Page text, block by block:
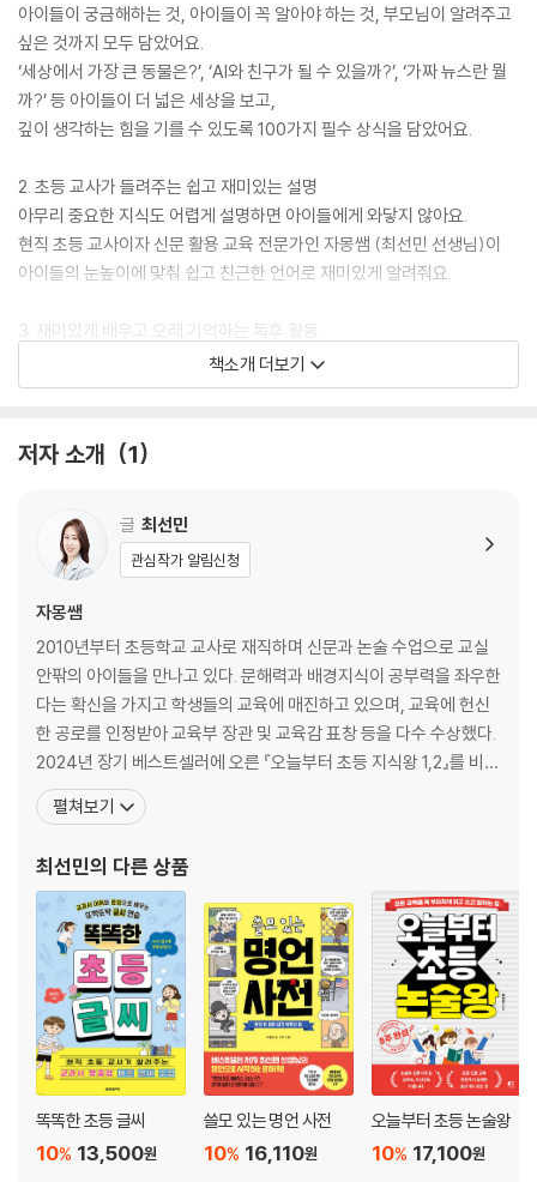
아이들이 궁금해하는 것, 아이들이 꼭 알아야 하는 것, 부모님이 알려주고
싶은 것까지 모두 담았어요.
‘세상에서 가장 큰 동물은?’, ‘AI와 친구가 될 수 있을까?’, ‘가짜 뉴스란 뭘
까?’ 등 아이들이 더 넓은 세상을 보고,
깊이 생각하는 힘을 기를 수 있도록 100가지 필수 상식을 담았어요.
2. 초등 교사가 들려주는 쉽고 재미있는 설명
아무리 중요한 지식도 어렵게 설명하면 아이들에게 와닿지 않아요.
현직 초등 교사이자 신문 활용 교육 전문가인 자몽쌤 (최선민 선생님)이
아이들의 눈높이에 맞춰 쉽고 친근한 언어로 재미있게 알려줘요.
3. 재미있게 배우고 오래 기억하는 독후 활동
한 번 읽고 끝나는 책이 아니에요.
읽은 내용을 진짜 내 지식으로 만들 수 있도록 모든 주제에 독후 활동이 포
어휘 퀴즈, 난센스 퀴즈, 미로 찾기, 상식툰 등 재미있는 독후 활동으로 상
4. 초등 교과 연계로 자연스러운 학습 효과
과학과 사회 교과 내용과 연결돼 있어요. 배경지식을 쌓으면 학교 공부도
읽다 보면 자연스럽게 학습 자신감까지 쑥쑥 자라나요!
책소개 더보기
저자 소개 1
글 최선민
관심작가 알림신청
자몽쌤
2010년부터 초등학교 교사로 재직하며 신문과 논술 수업으로 교실
안팎의 아이들을 만나고 있다. 문해력과 배경지식이 공부력을 좌우한
다는 확신을 가지고 학생들의 교육에 매진하고 있으며, 교육에 헌신
한 공로를 인정받아 교육부 장관 및 교육감 표창 등을 다수 수상했다.
2024년 장기 베스트셀러에 오른 『오늘부터 초등 지식왕 1,2』를 비롯
해 『오늘부터 초등 어휘왕』, 『오늘부터 초등 역사왕』, 『최소한의 초등
상식 100』, 『학생회장이 뭐길래!』 등을 집필했고, 다양한 매체에서
동하며 교육에 대한 고민을 함께
펼쳐보기
최선민의 다른 상품
똑똑한 초등 글씨
13,500원
10%
쓸모 있는 명언 사전
16,110원
10%
오늘부터 초등 논술왕
17,100원
10%